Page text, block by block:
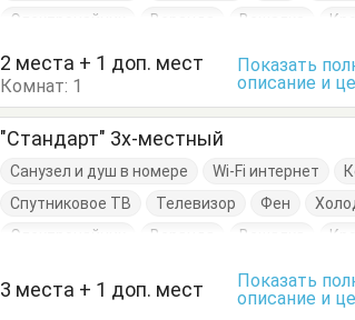
Электрочайник
Веранда Вешалка
Кровать двуспальная
2 места + 1 доп. мест
Комнат: 1
Показать
описание и
"Стандарт" 3х-местный
Санузел и душ в номере Wi-Fi интернет
Спутниковое ТВ
Телевизор Фен
Электрочайник
Веранда Вешалка
3 места + 1 доп. мест
Показать
описание и